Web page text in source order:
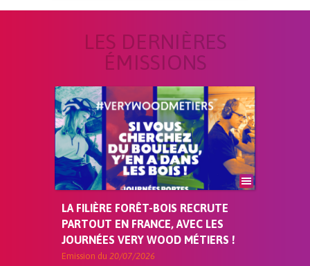
LES DERNIÈRES
ÉMISSIONS
LA FILIÈRE FORÊT-BOIS RECRUTE
PARTOUT EN FRANCE, AVEC LES
JOURNÉES VERY WOOD MÉTIERS !
Emission du 20/07/2026